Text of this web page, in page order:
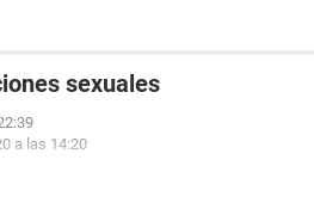
sexuales
a las 14:20